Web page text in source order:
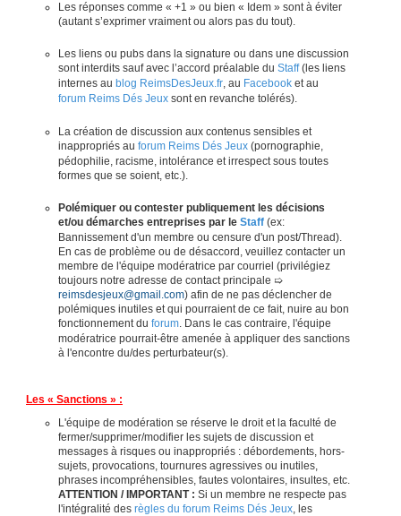
Les réponses comme « +1 » ou bien « Idem » sont à éviter
(autant s’exprimer vraiment ou alors pas du tout).
Les liens ou pubs dans la signature ou dans une discussion
sont interdits sauf avec l’accord préalable du Staff(les liens
internes au blog ReimsDesJeux.fr, au Facebook et au
forum Reims Dés Jeux sont en revanche tolérés).
La création de discussion aux contenus sensibles et
inappropriés au forum Reims Dés Jeux (pornographie,
pédophilie, racisme, intolérance et irrespect sous toutes
formes que se soient, etc.).
Polémiquer ou contester publiquement les décisions
et/ou démarches entreprises par le Staff (ex:
Bannissement d'un membre ou censure d'un post/Thread).
En cas de problème ou de désaccord, veuillez contacter un
membre de l'équipe modératrice par courriel (privilégiez
toujours notre adresse de contact principale ➯
reimsdesjeux@gmail.com) afin de ne pas déclencher de
polémiques inutiles et qui pourraient de ce fait, nuire au bon
fonctionnement du forum. Dans le cas contraire, l'équipe
modératrice pourrait-être amenée à appliquer des sanctions
à l'encontre du/des perturbateur(s).
Les « Sanctions » :
L'équipe de modération se réserve le droit et la faculté de
fermer/supprimer/modifier les sujets de discussion et
messages à risques ou inappropriés : débordements, hors-
sujets, provocations, tournures agressives ou inutiles,
phrases incompréhensibles, fautes volontaires, insultes, etc.
ATTENTION / IMPORTANT : Si un membre ne respecte pas
l'intégralité des règles du forum Reims Dés Jeux, les